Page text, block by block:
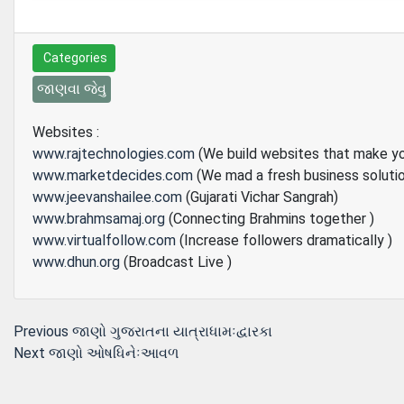
Categories
જાણવા જેવુ
Websites :
www.rajtechnologies.com (We build websites that make
www.marketdecides.com (We mad a fresh business
www.jeevanshailee.com (Gujarati Vichar Sangrah)
www.brahmsamaj.org (Connecting Brahmins together )
www.virtualfollow.com (Increase followers dramatically )
www.dhun.org (Broadcast Live )
Post
navigation
Previous Previous
post:
જાણો ગુજરાતના યાત્રાધામઃદ્વારકા
Next Next
જાણો ઓષધિનેઃઆવળ